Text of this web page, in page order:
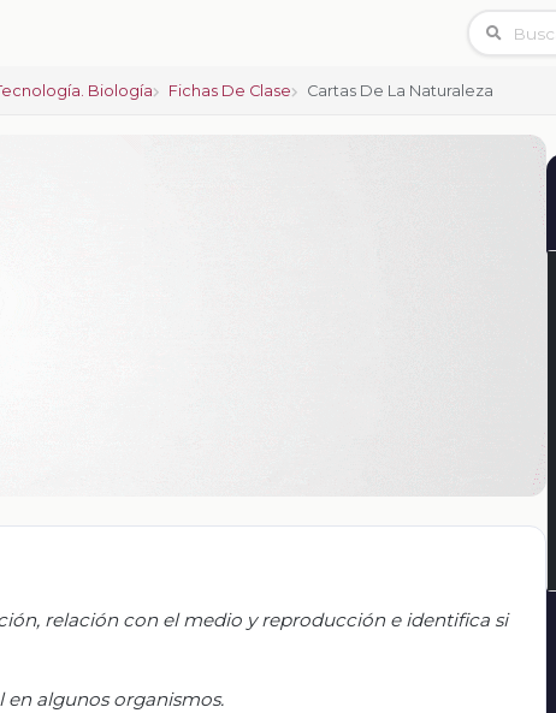
Biología Fichas De Clase Cartas De La Naturaleza
relación con el medio y reproducción e identifica si
algunos organismos.